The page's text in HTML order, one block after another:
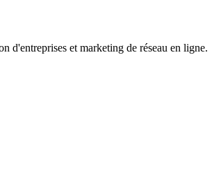
d'entreprises et marketing de réseau en ligne.